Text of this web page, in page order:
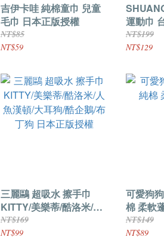
吉伊卡哇 純棉童巾 兒童
毛巾 日本正版授權
NT$85
NT$59
運動巾
NT$199
NT$129
三麗鷗 超吸水 擦手巾
KITTY/美樂蒂/酷洛米/人
魚漢頓/大耳狗/酷企鵝/布
丁狗 日本正版授權
NT$169
NT$99
可愛狗
棉 柔軟
NT$149
NT$89